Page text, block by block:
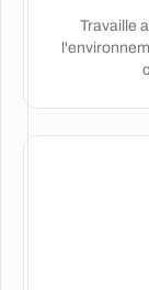
Travaille